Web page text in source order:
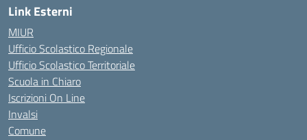
Link Esterni
MIUR
Ufficio Scolastico Regionale
Ufficio Scolastico Territoriale
Scuola in Chiaro
Iscrizioni On Line
Invalsi
Comune